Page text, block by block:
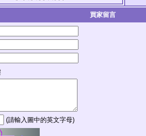
買家留言
(請輸入圖中的英文字母)